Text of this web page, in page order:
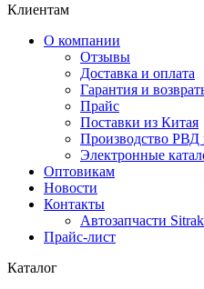
Клиентам
О компании
Отзывы
Доставка и оплата
Гарантия и
Прайс
Поставки из Китая
Производство РВД
Электронные
Оптовикам
Новости
Контакты
Автозапчасти
Прайс-лист
Каталог